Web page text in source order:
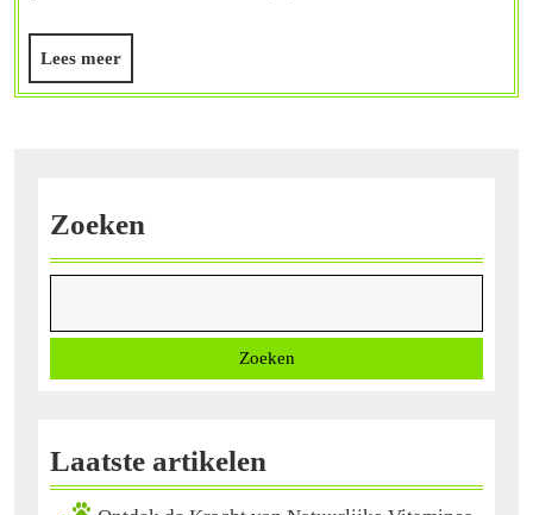
Visolie
Lees meerLees
meer
Zoeken
Zoeken
Laatste artikelen